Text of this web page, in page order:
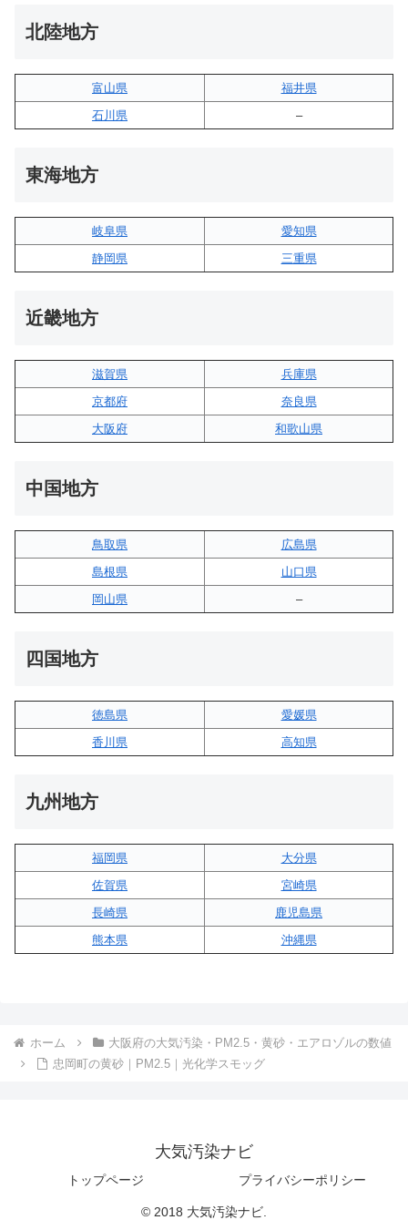
北陸地方
富山県
福井県
石川県
–
東海地方
岐阜県
愛知県
静岡県
三重県
近畿地方
滋賀県
兵庫県
京都府
奈良県
大阪府
和歌山県
中国地方
鳥取県
広島県
島根県
山口県
岡山県
–
四国地方
徳島県
愛媛県
香川県
高知県
九州地方
福岡県
大分県
佐賀県
宮崎県
長崎県
鹿児島県
熊本県
沖縄県
ホーム
大阪府の大気汚染・PM2.5・黄砂・エアロゾルの数値
忠岡町の黄砂｜PM2.5｜光化学スモッグ
大気汚染ナビ
トップページ プライバシーポリシー
© 2018 大気汚染ナビ.